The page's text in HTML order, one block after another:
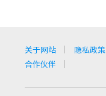
关于网站 隐私政策
合作伙伴